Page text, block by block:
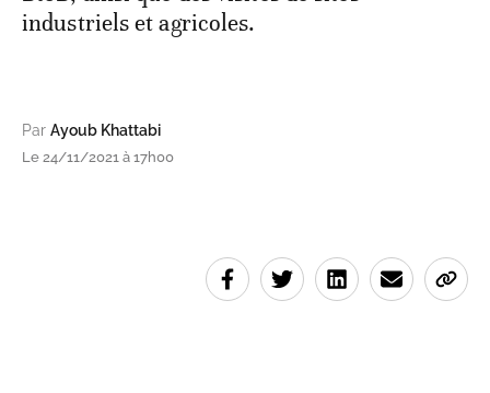
industriels et agricoles.
Par Ayoub Khattabi
Le 24/11/2021 à 17h00